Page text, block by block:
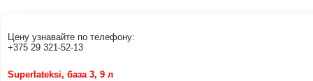
Цену узнавайте по телефону:
+375 29 321-52-13
Superlateksi, база 3, 9 л